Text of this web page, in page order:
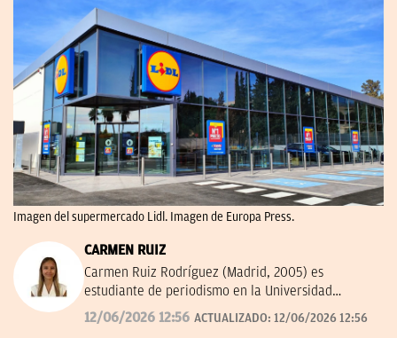
Imagen del supermercado Lidl. Imagen de Europa Press.
CARMEN RUIZ
Carmen Ruiz Rodríguez (Madrid, 2005) es
estudiante de periodismo en la Universidad
Complutense de Madrid (UCM) desde el año 2023.
Es especialista en periodismo de SEO y en
12/06/2026 12:56 ACTUALIZADO: 12/06/2026 12:56